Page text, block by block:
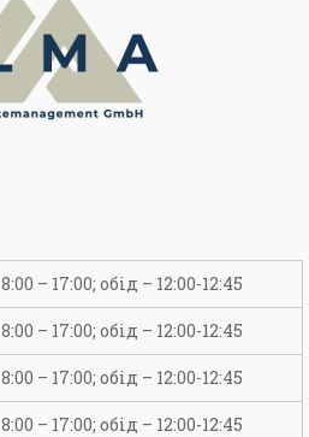
8:00 – 17:00; обід – 12:00-12:45
8:00 – 17:00; обід – 12:00-12:45
8:00 – 17:00; обід – 12:00-12:45
8:00 – 17:00; обід – 12:00-12:45